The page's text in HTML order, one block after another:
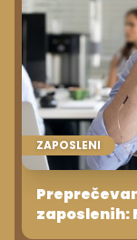
ZAPOSLENI
zaposlenih:
izsušitvijo